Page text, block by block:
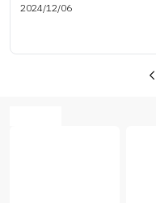
2024/12/06